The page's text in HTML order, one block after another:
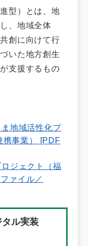
型）とは、地
、地域全体
創に向けて行
いた地方創生
支援するもの
地域活性化プ
携事業） [PDF
ジェクト（福
ァイル／
ル実装